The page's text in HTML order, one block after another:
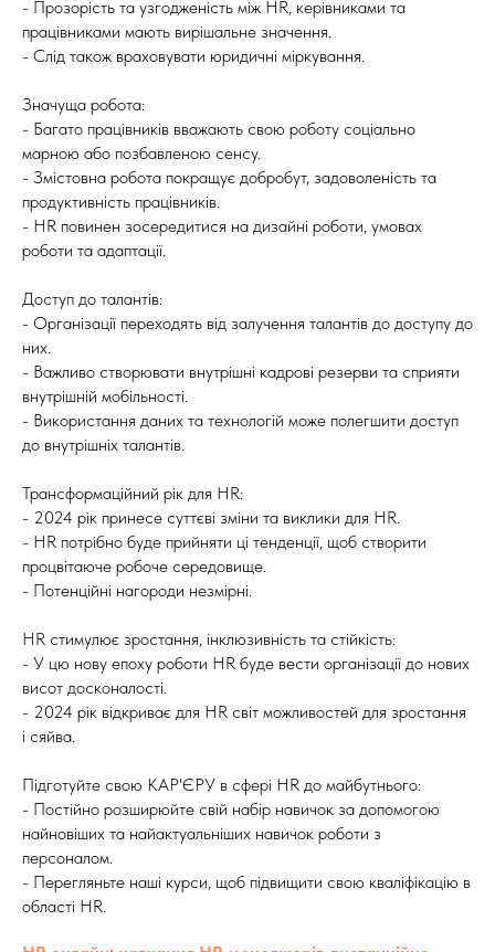
- Прозорість та узгодженість між HR, керівниками та
працівниками мають вирішальне значення.
- Слід також враховувати юридичні міркування.
Значуща робота:
- Багато працівників вважають свою роботу соціально
марною або позбавленою сенсу.
- Змістовна робота покращує добробут, задоволеність та
продуктивність працівників.
- HR повинен зосередитися на дизайні роботи, умовах
роботи та адаптації.
Доступ до талантів:
- Організації переходять від залучення талантів до доступу до
них.
- Важливо створювати внутрішні кадрові резерви та сприяти
внутрішній мобільності.
- Використання даних та технологій може полегшити доступ
до внутрішніх талантів.
Трансформаційний рік для HR:
- 2024 рік принесе суттєві зміни та виклики для HR.
- HR потрібно буде прийняти ці тенденції, щоб створити
процвітаюче робоче середовище.
- Потенційні нагороди незмірні.
HR стимулює зростання, інклюзивність та стійкість:
- У цю нову епоху роботи HR буде вести організації до нових
висот досконалості.
- 2024 рік відкриває для HR світ можливостей для зростання
і сяйва.
Підготуйте свою КАР'ЄРУ в сфері HR до майбутнього:
- Постійно розширюйте свій набір навичок за допомогою
найновіших та найактуальніших навичок роботи з
персоналом.
- Перегляньте наші курси, щоб підвищити свою кваліфікацію в
області HR.